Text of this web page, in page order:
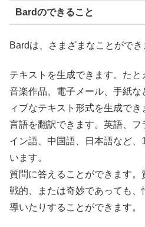
Bardのできること
Bardは、さまざまなことができ
テキストを生成できます。たと
音楽作品、電子メール、手紙
ィブなテキスト形式を生成でき
言語を翻訳できます。英語、
イン語、中国語、日本語など
います。
質問に答えることができます
戦的、または奇妙であっても
導いたりすることができます。